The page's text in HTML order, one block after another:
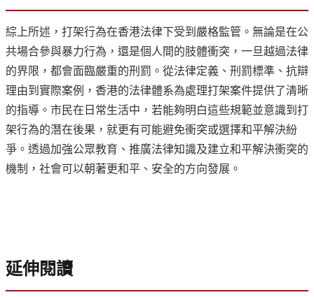
綜上所述，打架行為在香港法律下受到嚴格監管。無論是在公
共場合參與暴力行為，還是個人間的肢體衝突，一旦越過法律
的界限，都會面臨嚴重的刑罰。從法律定義、刑罰標準、抗辯
理由到實際案例，香港的法律體系為處理打架案件提供了清晰
的指導。市民在日常生活中，若能夠明白這些規範並意識到打
架行為的潛在後果，就更有可能避免衝突或選擇和平解決紛
爭。透過加強公眾教育、推廣法律知識及建立和平解決衝突的
機制，社會可以朝著更和平、安全的方向發展。
延伸閱讀